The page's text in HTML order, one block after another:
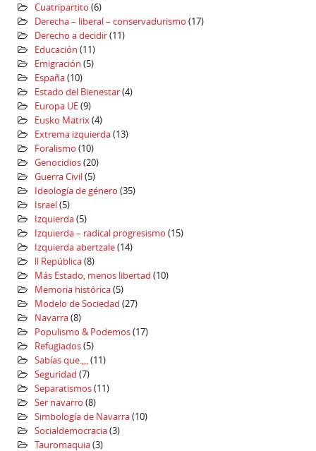
Cuatripartito (6)
Derecha – liberal – conservadurismo (17)
Derecho a decidir(11)
Educación (11)
Emigración (5)
España(10)
Estado del Bienestar(4)
Europa UE(9)
Eusko Matrix(4)
Extrema izquierda(13)
Foralismo (10)
Genocidios(20)
Guerra Civil(5)
Ideología de género (35)
Israel(5)
Izquierda(5)
Izquierda – radical progresismo (15)
Izquierda abertzale(14)
ll República(8)
Más Estado, menos libertad (10)
Memoria histórica(5)
Modelo de Sociedad (27)
Navarra(8)
Populismo & Podemos(17)
Refugiados(5)
Sabías que.,,,(11)
Seguridad (7)
Separatismos(11)
Ser navarro (8)
Simbología de Navarra(10)
Socialdemocracia(3)
Tauromaquia(3)